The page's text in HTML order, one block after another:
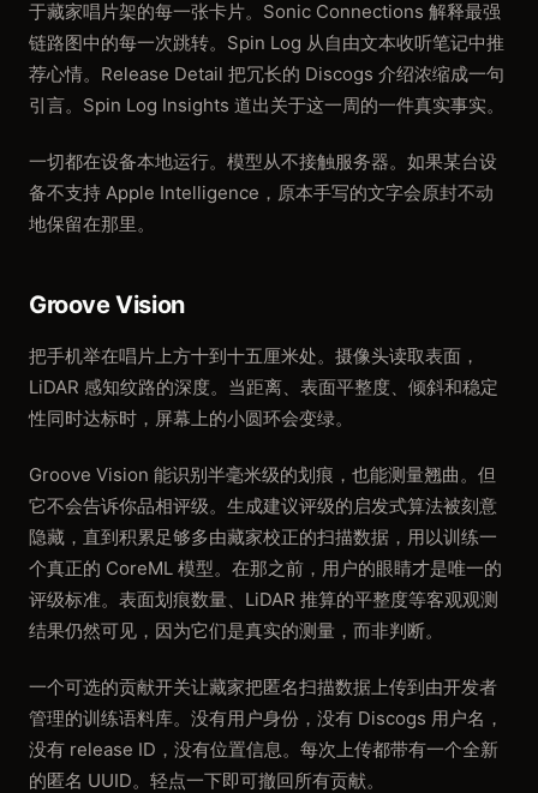
于藏家唱片架的每一张卡片。Sonic Connections 解释最强
链路图中的每一次跳转。Spin Log 从自由文本收听笔记中推
荐心情。Release Detail 把冗长的 Discogs 介绍浓缩成一句
引言。Spin Log Insights 道出关于这一周的一件真实事实。
一切都在设备本地运行。模型从不接触服务器。如果某台设
备不支持 Apple Intelligence，原本手写的文字会原封不动
地保留在那里。
Groove Vision
把手机举在唱片上方十到十五厘米处。摄像头读取表面，
LiDAR 感知纹路的深度。当距离、表面平整度、倾斜和稳定
性同时达标时，屏幕上的小圆环会变绿。
Groove Vision 能识别半毫米级的划痕，也能测量翘曲。但
它不会告诉你品相评级。生成建议评级的启发式算法被刻意
隐藏，直到积累足够多由藏家校正的扫描数据，用以训练一
个真正的 CoreML 模型。在那之前，用户的眼睛才是唯一的
评级标准。表面划痕数量、LiDAR 推算的平整度等客观观测
结果仍然可见，因为它们是真实的测量，而非判断。
一个可选的贡献开关让藏家把匿名扫描数据上传到由开发者
管理的训练语料库。没有用户身份，没有 Discogs 用户名，
没有 release ID，没有位置信息。每次上传都带有一个全新
的匿名 UUID。轻点一下即可撤回所有贡献。